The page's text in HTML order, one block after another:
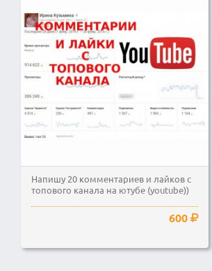
Напишу 20 комментариев и лайков с
топового канала на ютубе (youtube))
600